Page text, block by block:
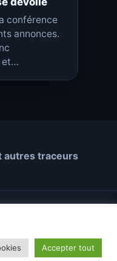
Thème
conférence
annonces.
et…
autres traceurs
Accepter tout